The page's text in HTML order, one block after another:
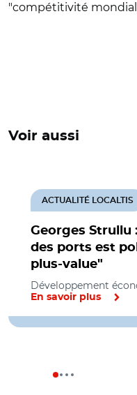
"compétitivité
Voir aussi
Georges Strullu
des ports est
plus-value"
ACTUALITÉ LOCALTIS
Développement
En savoir plus